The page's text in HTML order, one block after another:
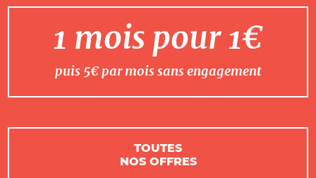
1 mois pour 1€
puis 5€ par mois sans engagement
TOUTES
NOS OFFRES